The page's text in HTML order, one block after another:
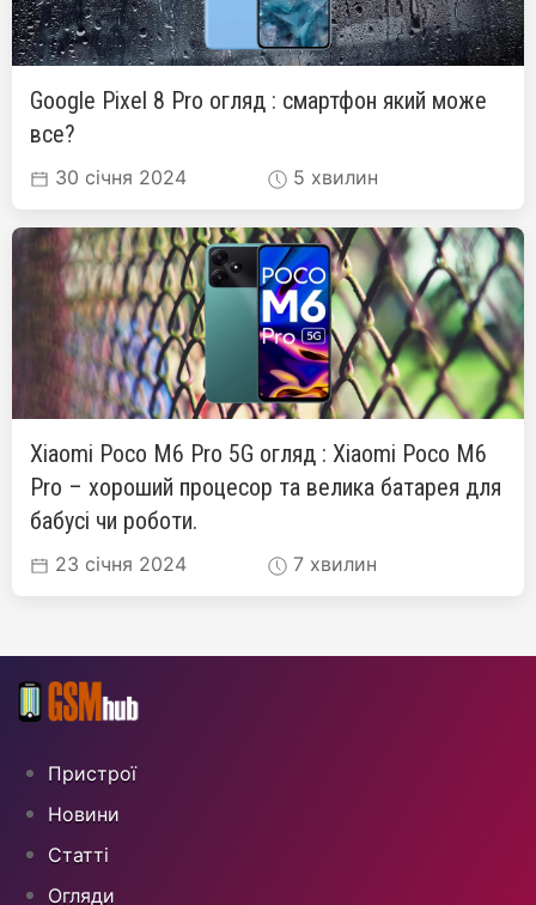
Google Pixel 8 Pro огляд : смартфон який може
все?
30 січня 2024 5 хвилин
Xiaomi Poco M6 Pro 5G огляд : Xiaomi Poco M6
Pro – хороший процесор та велика батарея для
бабусі чи роботи.
23 січня 2024 7 хвилин
Пристрої
Новини
Статті
Огляди